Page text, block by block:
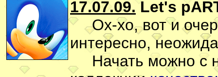
17.07.09. Let's
Ох-хо, вот и
интересно,
Начать можно с